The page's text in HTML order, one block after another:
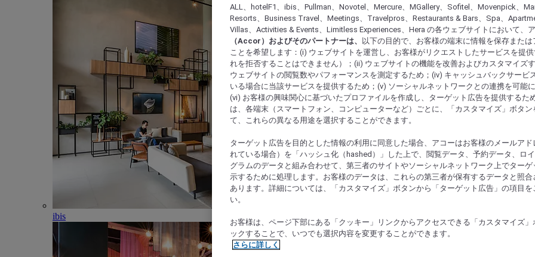
ibis
ALL、hotelF1、ibis、Pullman、Novotel、Mercure、MGallery、Sofitel、Movenpick、
Resorts、Business Travel、Meetings、Travelpros、Restaurants & Bars、Spa、
Villas、Activities & Events、Limitless Experiences、Hera の各ウェブサイトにおいて、
（Accor）およびそのパートナーは、
以下の目的で、お客様の端末に情報を保存または
ことを希望します：(i) ウェブサイトを運営し、お客様がリクエストしたサービスを提供
れを拒否することはできません）；(ii) ウェブサイトの機能を改善およびカスタマイズ
ウェブサイトの閲覧数やパフォーマンスを測定するため；(iv) キャッシュバックサービ
いる場合に当該サービスを提供するため；(v) ソーシャルネットワークとの連携を可能
(vi) お客様の興味関心に基づいたプロファイルを作成し、ターゲット広告を提供するた
は、各端末（スマートフォン、コンピューターなど）ごとに、「カスタマイズ」ボタン
て、これらの異なる用途を選択することができます。
ターゲット広告を目的とした情報の利用に同意した場合、アコーはお客様のメールアド
れている場合）を「ハッシュ化（hashed）」した上で、閲覧データ、予約データ、ロ
グラムのデータと組み合わせて、第三者のサイトやソーシャルネットワーク上でター
示するために処理します。お客様のデータは、これらの第三者が保有するデータと照合
あります。詳細については、「カスタマイズ」ボタンから「ターゲット広告」の項目を
い。
お客様は、ページ下部にある「クッキー」リンクからアクセスできる「カスタマイズ」
ックすることで、いつでも選択内容を変更することができます。
さらに詳しく